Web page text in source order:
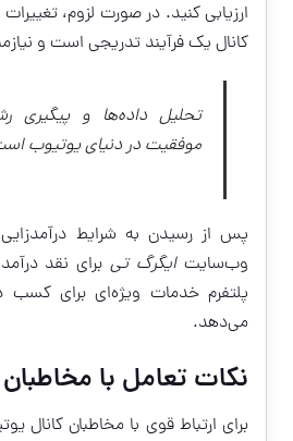
ارزیابی کنید. در صورت لزوم،
کانال یک فرآیند تدریجی است و
تحلیل داده‌ها و پیگیری
موفقیت در دنیای یوتیوب
پس از رسیدن به شرایط
وب‌سایتایگرگ تیبرای نقد
پلتفرم خدمات ویژه‌ای برای کسب
می‌دهد.
نکات تعامل با مخاطبان
برای ارتباط قوی با مخاطبان کانال